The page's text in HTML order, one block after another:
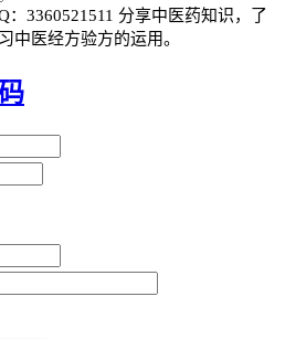
：3360521511 分享中医药知识，了
中医经方验方的运用。